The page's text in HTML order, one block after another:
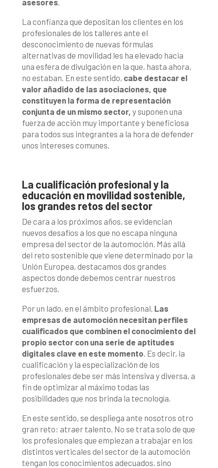
La confianza que depositan los clientes en los
profesionales de los talleres ante el
desconocimiento de nuevas fórmulas
alternativas de movilidad les ha elevado hacia
una esfera de divulgación en la que, hasta ahora,
no estaban. En este sentido, cabe destacar el
valor añadido de las asociaciones, que
constituyen la forma de representación
conjunta de un mismo sector, y suponen una
fuerza de acción muy importante y beneficiosa
para todos sus integrantes a la hora de defender
unos intereses comunes.
La cualificación profesional y la
educación en movilidad sostenible,
los grandes retos del sector
De cara a los próximos años, se evidencian
nuevos desafíos a los que no escapa ninguna
empresa del sector de la automoción. Más allá
del reto sostenible que viene determinado por la
Unión Europea, destacamos dos grandes
aspectos donde debemos centrar nuestros
esfuerzos.
Por un lado, en el ámbito profesional. Las
empresas de automoción necesitan perfiles
cualificados que combinen el conocimiento del
propio sector con una serie de aptitudes
digitales clave en este momento . Es decir, la
cualificación y la especialización de los
profesionales debe ser más intensiva y diversa, a
fin de optimizar al máximo todas las
posibilidades que nos brinda la tecnología.
En este sentido, se despliega ante nosotros otro
gran reto: atraer talento. No se trata solo de que
los profesionales que empiezan a trabajar en los
distintos verticales del sector de la automoción
tengan los conocimientos adecuados, sino